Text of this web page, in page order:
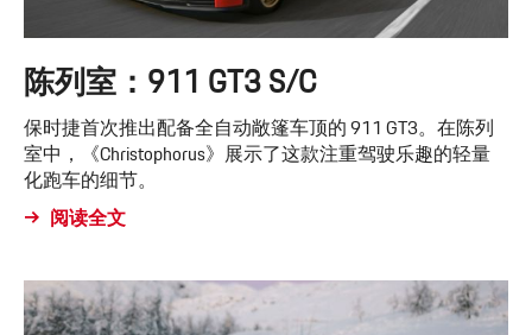
陈列室：911 GT3 S/C
保时捷首次推出配备全自动敞篷车顶的 911 GT3。在陈列
室中，《Christophorus》展示了这款注重驾驶乐趣的轻量
化跑车的细节。
阅读全文